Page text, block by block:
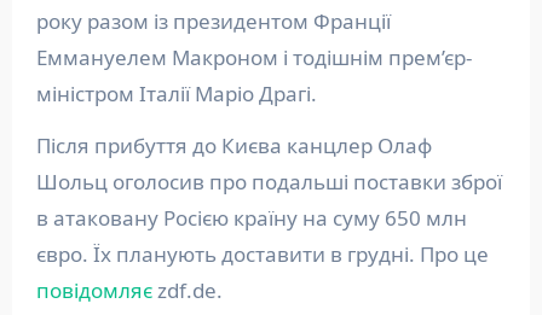
року разом із президентом Франції
Еммануелем Макроном і тодішнім прем’єр-
міністром Італії Маріо Драгі.
Після прибуття до Києва канцлер Олаф
Шольц оголосив про подальші поставки зброї
в атаковану Росією країну на суму 650 млн
євро. Їх планують доставити в грудні. Про це
повідомляєzdf.de.